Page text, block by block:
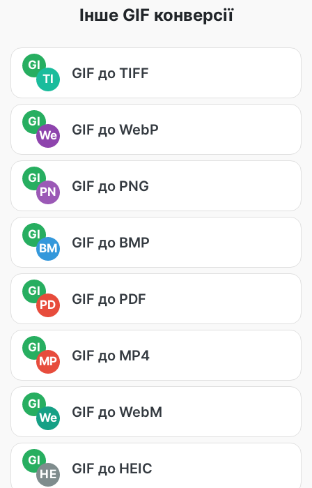
Інше GIF конверсії
GI
TI
GIF до TIFF
GI
We
GIF до WebP
GI
PN
GIF до PNG
GI
BM
GIF до BMP
GI
PD
GIF до PDF
GI
MP
GIF до MP4
GI
We
GIF до WebM
GI
HE
GIF до HEIC